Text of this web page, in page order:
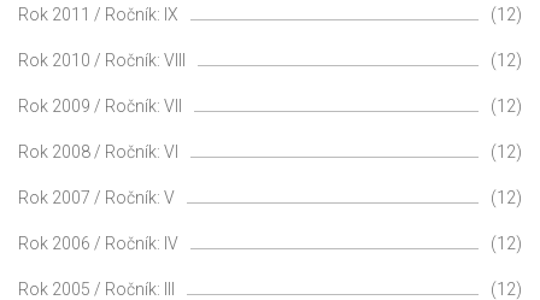
Rok 2011 / Ročník: IX (12)
Rok 2010 / Ročník: VIII (12)
Rok 2009 / Ročník: VII (12)
Rok 2008 / Ročník: VI (12)
Rok 2007 / Ročník: V (12)
Rok 2006 / Ročník: IV (12)
Rok 2005 / Ročník: III (12)